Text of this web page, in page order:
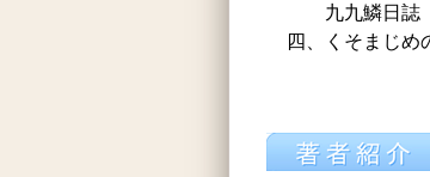
九九鱗日誌
四、くそまじめ